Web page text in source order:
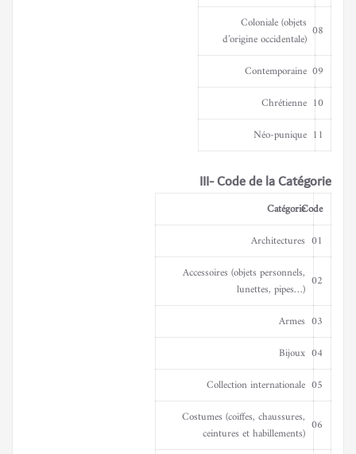
08
Coloniale (objets
d’origine occidentale)
09
Contemporaine
10
Chrétienne
11
Néo-punique
III- Code de la Catégorie
Code
Catégorie
01
Architectures
02
Accessoires (objets personnels,
lunettes, pipes…)
03
Armes
04
Bijoux
05
Collection internationale
06
Costumes (coiffes, chaussures,
ceintures et habillements)